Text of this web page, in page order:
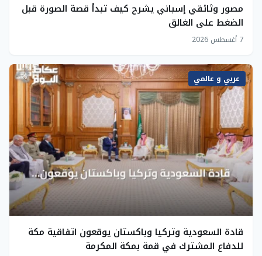
مصور وثائقي إسباني يشرح كيف تبدأ قصة الصورة قبل
الضغط على الغالق
7 أغسطس 2026
عربي و عالمي
قادة السعودية وتركيا وباكستان يوقعون اتفاقية مكة
للدفاع المشترك في قمة بمكة المكرمة